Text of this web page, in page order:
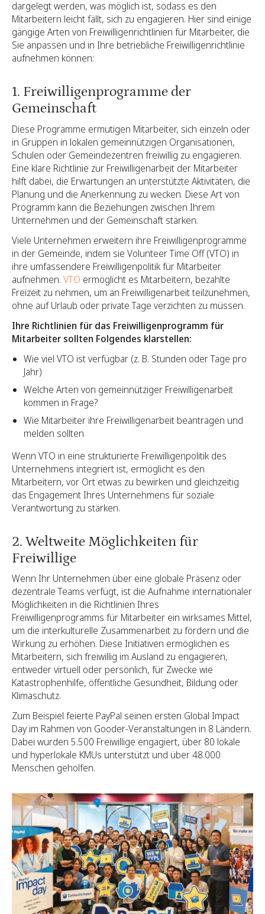
dargelegt werden, was möglich ist, sodass es den
Mitarbeitern leicht fällt, sich zu engagieren. Hier sind einige
gängige Arten von Freiwilligenrichtlinien für Mitarbeiter, die
Sie anpassen und in Ihre betriebliche Freiwilligenrichtlinie
aufnehmen können:
1. Freiwilligenprogramme der
Gemeinschaft
Diese Programme ermutigen Mitarbeiter, sich einzeln oder
in Gruppen in lokalen gemeinnützigen Organisationen,
Schulen oder Gemeindezentren freiwillig zu engagieren.
Eine klare Richtlinie zur Freiwilligenarbeit der Mitarbeiter
hilft dabei, die Erwartungen an unterstützte Aktivitäten, die
Planung und die Anerkennung zu wecken. Diese Art von
Programm kann die Beziehungen zwischen Ihrem
Unternehmen und der Gemeinschaft stärken.
Viele Unternehmen erweitern ihre Freiwilligenprogramme
in der Gemeinde, indem sie Volunteer Time Off (VTO) in
ihre umfassendere Freiwilligenpolitik für Mitarbeiter
aufnehmen. VTO ermöglicht es Mitarbeitern, bezahlte
Freizeit zu nehmen, um an Freiwilligenarbeit teilzunehmen,
ohne auf Urlaub oder private Tage verzichten zu müssen.
Ihre Richtlinien für das Freiwilligenprogramm für
Mitarbeiter sollten Folgendes klarstellen:
Wie viel VTO ist verfügbar (z. B. Stunden oder Tage pro
Jahr)
Welche Arten von gemeinnütziger Freiwilligenarbeit
kommen in Frage?
Wie Mitarbeiter ihre Freiwilligenarbeit beantragen und
melden sollten
Wenn VTO in eine strukturierte Freiwilligenpolitik des
Unternehmens integriert ist, ermöglicht es den
Mitarbeitern, vor Ort etwas zu bewirken und gleichzeitig
das Engagement Ihres Unternehmens für soziale
Verantwortung zu stärken.
2. Weltweite Möglichkeiten für
Freiwillige
Wenn Ihr Unternehmen über eine globale Präsenz oder
dezentrale Teams verfügt, ist die Aufnahme internationaler
Möglichkeiten in die Richtlinien Ihres
Freiwilligenprogramms für Mitarbeiter ein wirksames Mittel,
um die interkulturelle Zusammenarbeit zu fördern und die
Wirkung zu erhöhen. Diese Initiativen ermöglichen es
Mitarbeitern, sich freiwillig im Ausland zu engagieren,
entweder virtuell oder persönlich, für Zwecke wie
Katastrophenhilfe, öffentliche Gesundheit, Bildung oder
Klimaschutz.
Zum Beispiel feierte PayPal seinen ersten Global Impact
Day im Rahmen von Gooder-Veranstaltungen in 8 Ländern.
Dabei wurden 5.500 Freiwillige engagiert, über 80 lokale
und hyperlokale KMUs unterstützt und über 48.000
Menschen geholfen.